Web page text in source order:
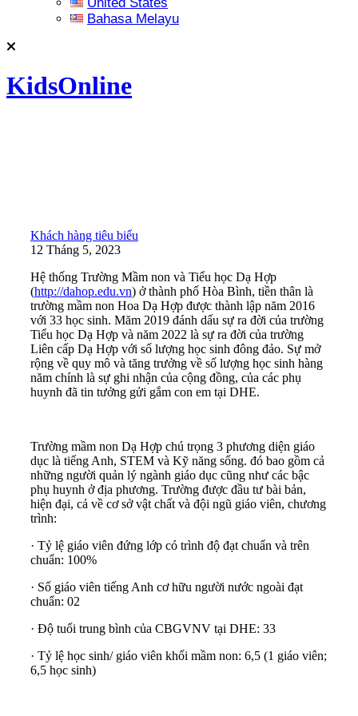
Bahasa Melayu
KidsOnline
Khách hàng tiêu biểu
12 Tháng 5, 2023
Hệ thống Trường Mầm non và Tiểu học Dạ Hợp
(http://dahop.edu.vn) ở thành phố Hòa Bình, tiền thân là
trường mầm non Hoa Dạ Hợp được thành lập năm 2016
với 33 học sinh. Măm 2019 đánh dấu sự ra đời của trường
Tiểu học Dạ Hợp và năm 2022 là sự ra đời của trường
Liên cấp Dạ Hợp với số lượng học sinh đông đảo. Sự mở
rộng về quy mô và tăng trưởng về số lượng học sinh hàng
năm chính là sự ghi nhận của cộng đồng, của các phụ
huynh đã tin tưởng gửi gắm con em tại DHE.
Trường mầm non Dạ Hợp chú trọng 3 phương diện giáo
dục là tiếng Anh, STEM và Kỹ năng sống. đó bao gồm cả
những người quản lý ngành giáo dục cũng như các bậc
phụ huynh ở địa phương. Trường được đầu tư bài bản,
hiện đại, cả về cơ sở vật chất và đội ngũ giáo viên, chương
trình:
· Tỷ lệ giáo viên đứng lớp có trình độ đạt chuẩn và trên
chuẩn: 100%
· Số giáo viên tiếng Anh cơ hữu người nước ngoài đạt
chuẩn: 02
· Độ tuổi trung bình của CBGVNV tại DHE: 33
· Tỷ lệ học sinh/ giáo viên khối mầm non: 6,5 (1 giáo viên;
6,5 học sinh)